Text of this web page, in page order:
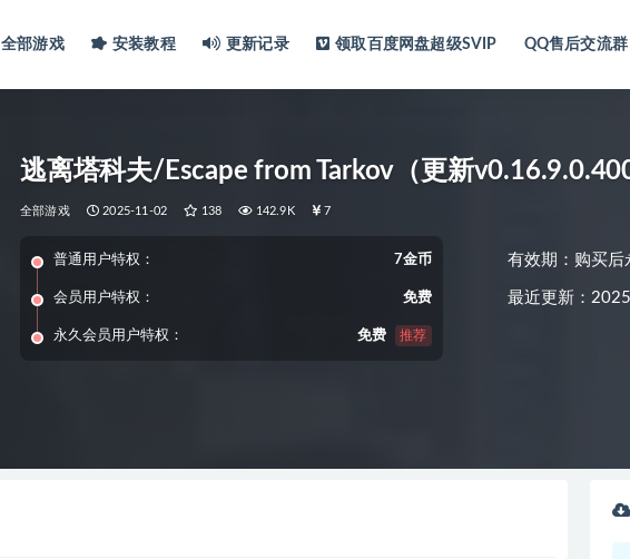
全部游戏 安装教程 更新记录 领取百度网盘超级SVIP QQ售后交流群
逃离塔科夫/Escape from Tarkov（更新
全部游戏 2025-11-02 138 142.9K 7
普通用户特权： 7金币
会员用户特权： 免费
永久会员用户特权： 免费 推荐
有效期：购买后
最近更新：